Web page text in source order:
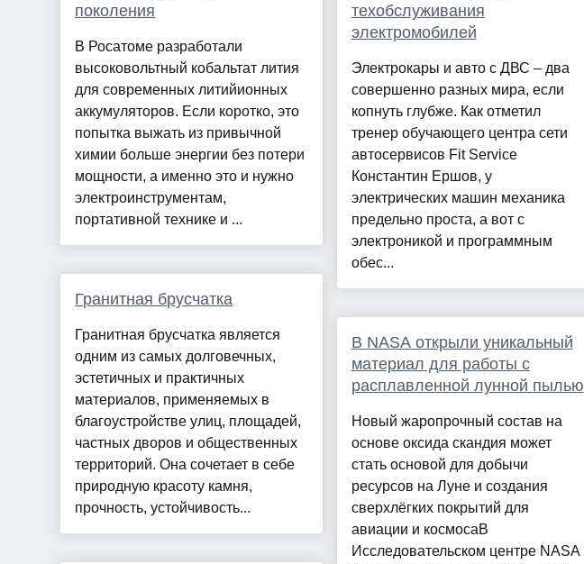
поколения
В Росатоме разработали
высоковольтный кобальтат лития
для современных литийионных
аккумуляторов. Если коротко, это
попытка выжать из привычной
химии больше энергии без потери
мощности, а именно это и нужно
электроинструментам,
портативной технике и ...
Гранитная брусчатка
Гранитная брусчатка является
одним из самых долговечных,
эстетичных и практичных
материалов, применяемых в
благоустройстве улиц, площадей,
частных дворов и общественных
территорий. Она сочетает в себе
природную красоту камня,
прочность, устойчивость...
техобслуживания
электромобилей
Электрокары и авто с ДВС – два
совершенно разных мира, если
копнуть глубже. Как отметил
тренер обучающего центра сети
автосервисов Fit Service
Константин Ершов, у
электрических машин механика
предельно проста, а вот с
электроникой и программным
обес...
В NASA открыли уникальный
материал для работы с
расплавленной лунной пылью
Новый жаропрочный состав на
основе оксида скандия может
стать основой для добычи
ресурсов на Луне и создания
сверхлёгких покрытий для
авиации и космосаВ
Исследовательском центре NASA